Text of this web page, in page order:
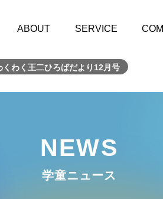
ABOUT SERVICE
わく王二ひろばだより12月号
NEWS
学童ニュース